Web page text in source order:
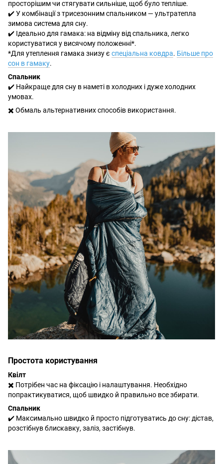
просторішим чи стягувати сильніше, щоб було тепліше.
✔️ У комбінації з трисезонним спальником — ультратепла
зимова система для сну.
✔️ Ідеально для гамака: на відміну від спальника, легко
користуватися у висячому положенні*.
*Для утеплення гамака знизу є спеціальна ковдра. Більше про
сон в гамаку.
Спальник
✔️ Найкраще для сну в наметі в холодних і дуже холодних
умовах.
✖️ Обмаль альтернативних способів використання.
Простота користування
Квілт
✖️ Потрібен час на фіксацію і налаштування. Необхідно
попрактикуватися, щоб швидко й правильно все збирати.
Спальник
✔️ Максимально швидко й просто підготуватись до сну: дістав,
розстібнув блискавку, заліз, застібнув.